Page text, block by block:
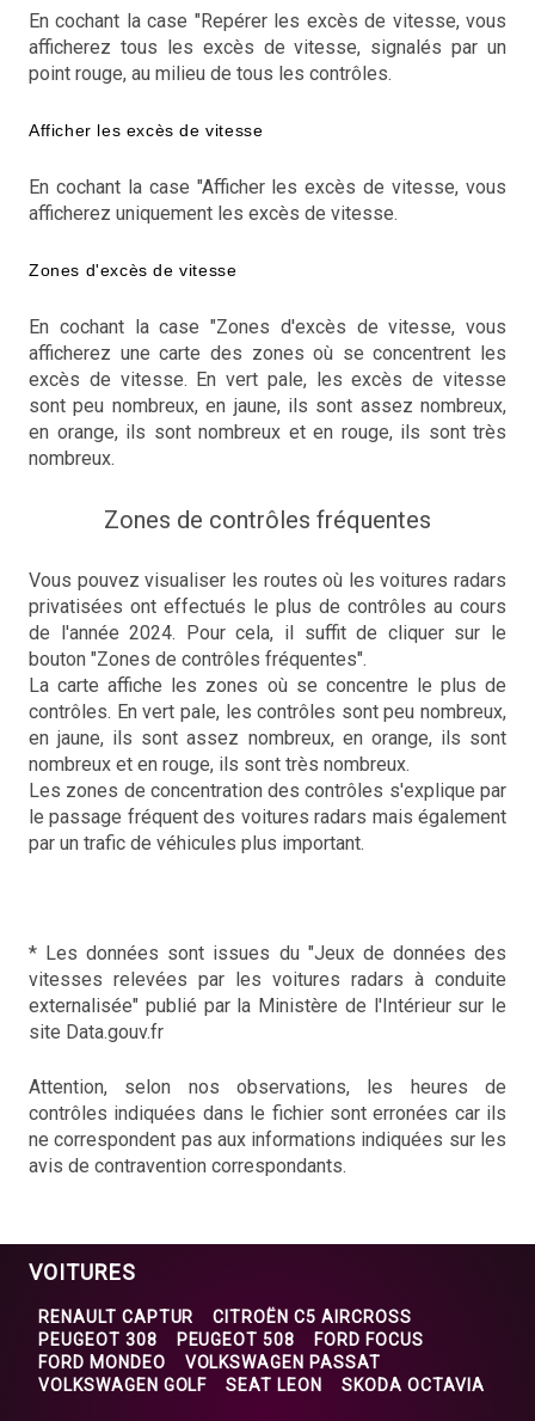
En cochant la case "Repérer les excès de vitesse, vous
afficherez tous les excès de vitesse, signalés par un
point rouge, au milieu de tous les contrôles.
Afficher les excès de vitesse
En cochant la case "Afficher les excès de vitesse, vous
afficherez uniquement les excès de vitesse.
Zones d'excès de vitesse
En cochant la case "Zones d'excès de vitesse, vous
afficherez une carte des zones où se concentrent les
excès de vitesse. En vert pale, les excès de vitesse
sont peu nombreux, en jaune, ils sont assez nombreux,
en orange, ils sont nombreux et en rouge, ils sont très
nombreux.
Zones de contrôles fréquentes
Vous pouvez visualiser les routes où les voitures radars
privatisées ont effectués le plus de contrôles au cours
de l'année 2024. Pour cela, il suffit de cliquer sur le
bouton "Zones de contrôles fréquentes".
La carte affiche les zones où se concentre le plus de
contrôles. En vert pale, les contrôles sont peu nombreux,
en jaune, ils sont assez nombreux, en orange, ils sont
nombreux et en rouge, ils sont très nombreux.
Les zones de concentration des contrôles s'explique par
le passage fréquent des voitures radars mais également
par un trafic de véhicules plus important.
* Les données sont issues du "Jeux de données des
vitesses relevées par les voitures radars à conduite
externalisée" publié par la Ministère de l'Intérieur sur le
site Data.gouv.fr
Attention, selon nos observations, les heures de
contrôles indiquées dans le fichier sont erronées car ils
ne correspondent pas aux informations indiquées sur les
avis de contravention correspondants.
VOITURES
RENAULT CAPTUR
CITROËN C5 AIRCROSS
PEUGEOT 308
PEUGEOT 508
FORD FOCUS
FORD MONDEO
VOLKSWAGEN PASSAT
VOLKSWAGEN GOLF
SEAT LEON SKODA OCTAVIA